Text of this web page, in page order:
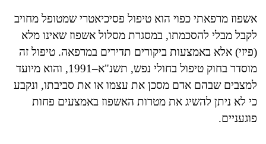
אשפוז מרפאתי כפוי הוא טיפול פסיכיאטרי שמטופל מחויב
לקבל מבלי להסכמתו, במסגרת מסלול אשפוז שאינו מלא
(פיזי) אלא באמצעות ביקורים תדירים במרפאה. טיפול זה
מוסדר בחוק טיפול בחולי נפש, תשנ"א–1991, והוא מיועד
למצבים שבהם אדם מסכן את עצמו או את סביבתו, ונקבע
כי לא ניתן להשיג את מטרות האשפוז באמצעים פחות
פוגעניים.